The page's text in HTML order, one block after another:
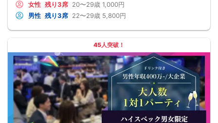
交通費等の補償は致しかねますのであらかじめご了承ください。
・当日は時間に余裕をもってお越しください。10分以上の遅刻はご参加をお断り
する場合がございます。
パーティ開始2時間前まで
■飲食
アルコール/ソフトドリンク付き
女性 残り3席 20〜29歳 1,000円
男性 残り3席 22〜29歳 5,800円
45人突破！